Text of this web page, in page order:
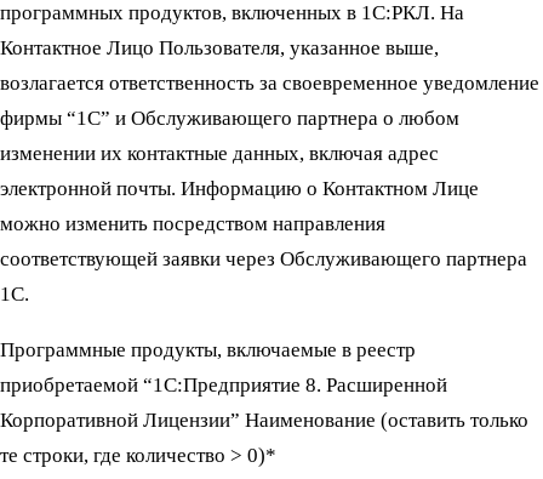
программных продуктов, включенных в 1С:РКЛ. На
Контактное Лицо Пользователя, указанное выше,
возлагается ответственность за своевременное уведомление
фирмы “1С” и Обслуживающего партнера о любом
изменении их контактные данных, включая адрес
электронной почты. Информацию о Контактном Лице
можно изменить посредством направления
соответствующей заявки через Обслуживающего партнера
1С.
Программные продукты, включаемые в реестр
приобретаемой “1С:Предприятие 8. Расширенной
Корпоративной Лицензии” Наименование (оставить только
те строки, где количество > 0)*